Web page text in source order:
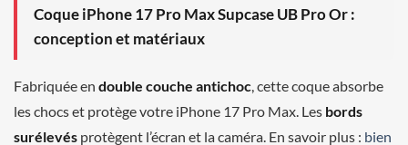
Coque iPhone 17 Pro Max Supcase UB Pro Or :
conception et matériaux
Fabriquée en double couche antichoc , cette coque absorbe
les chocs et protège votre iPhone 17 Pro Max. Les bords
surélevés protègent l’écran et la caméra. En savoir plus : bien